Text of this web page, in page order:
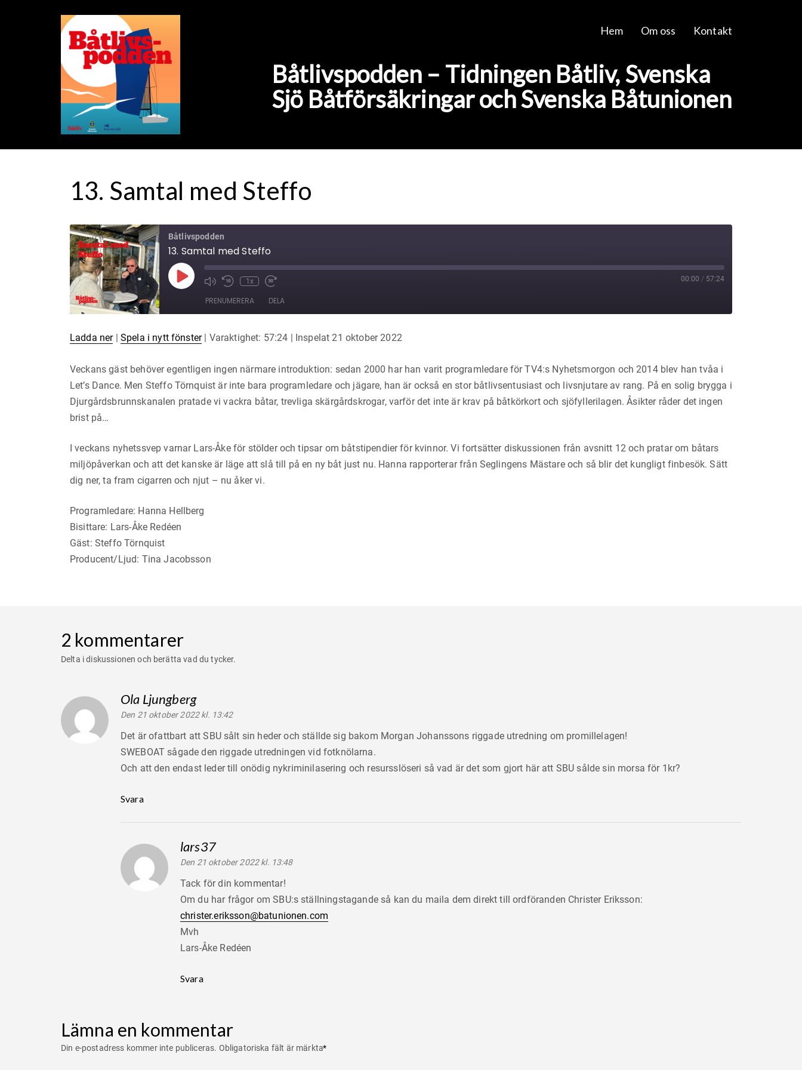
Hem Om oss Kontakt
Båtlivspodden – Tidningen Båtliv, Svenska
Sjö Båtförsäkringar och Svenska Båtunionen
13. Samtal med Steffo
Båtlivspodden
13. Samtal med Steffo
Spela
upp
avsnitt
Mute/Unmute
Hoppa
10
sekunder
1x
Snabbspola
30
sekunder
00:00 / 57:24
PRENUMERERA DELA
RSS-
DELA
LÄNK
BÄDDA IN
Ladda ner| Spela i nytt fönster| Varaktighet: 57:24 | Inspelat 21 oktober 2022
Veckans gäst behöver egentligen ingen närmare introduktion: sedan 2000 har han varit programledare för TV4:s Nyhetsmorgon och 2014 blev han tvåa i
Let’s Dance. Men Steffo Törnquist är inte bara programledare och jägare, han är också en stor båtlivsentusiast och livsnjutare av rang. På en solig brygga i
Djurgårdsbrunnskanalen pratade vi vackra båtar, trevliga skärgårdskrogar, varför det inte är krav på båtkörkort och sjöfyllerilagen. Åsikter råder det ingen
brist på…
I veckans nyhetssvep varnar Lars-Åke för stölder och tipsar om båtstipendier för kvinnor. Vi fortsätter diskussionen från avsnitt 12 och pratar om båtars
miljöpåverkan och att det kanske är läge att slå till på en ny båt just nu. Hanna rapporterar från Seglingens Mästare och så blir det kungligt finbesök. Sätt
dig ner, ta fram cigarren och njut – nu åker vi.
Programledare: Hanna Hellberg
Bisittare: Lars-Åke Redéen
Gäst: Steffo Törnquist
Producent/Ljud: Tina Jacobsson
2 kommentarer
Delta i diskussionen och berätta vad du tycker.
Ola Ljungbergsäger:
Den 21 oktober 2022 kl. 13:42
Det är ofattbart att SBU sålt sin heder och ställde sig bakom Morgan Johanssons riggade utredning om promillelagen!
SWEBOAT sågade den riggade utredningen vid fotknölarna.
Och att den endast leder till onödig nykriminilasering och resursslöseri så vad är det som gjort här att SBU sålde sin morsa för 1kr?
Svara
lars37säger:
Den 21 oktober 2022 kl. 13:48
Tack för din kommentar!
Om du har frågor om SBU:s ställningstagande så kan du maila dem direkt till ordföranden Christer Eriksson:
christer.eriksson@batunionen.com
Mvh
Lars-Åke Redéen
Svara
Lämna en kommentar
Din e-postadress kommer inte publiceras. Obligatoriska fält är märkta*